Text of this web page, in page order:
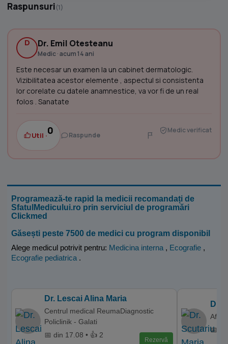
Raspunsuri(1)
D Dr. Emil Otesteanu
Medic · acum 14 ani
Este necesar un examen la un cabinet dermatologic.
Vizibilitatea acestor elemente , aspectul si consistenta
lor corelate cu datele anamnestice, va vor fi de un real
folos . Sanatate
Util ·0 Raspunde
Medic verificat
Programează-te rapid la medicii recomandați de
SfatulMedicului.ro prin serviciul de programări
Clickmed
Găsești peste 7500 de medici cu program disponibil
Alege medicul potrivit pentru: Medicina interna , Ecografie ,
Ecografie pediatrica .
Dr. Lescai Alina Maria
Centrul medical ReumaDiagnostic
Policlinik - Galati
📅 din 17.08 • 👍 2
Rezervă
Dr.
📅